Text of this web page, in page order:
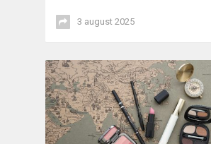
3 august 2025